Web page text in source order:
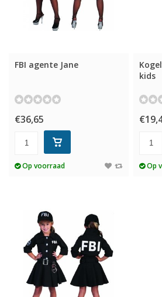
FBI agente Jane
€36,65
Op voorraad
kids
Op